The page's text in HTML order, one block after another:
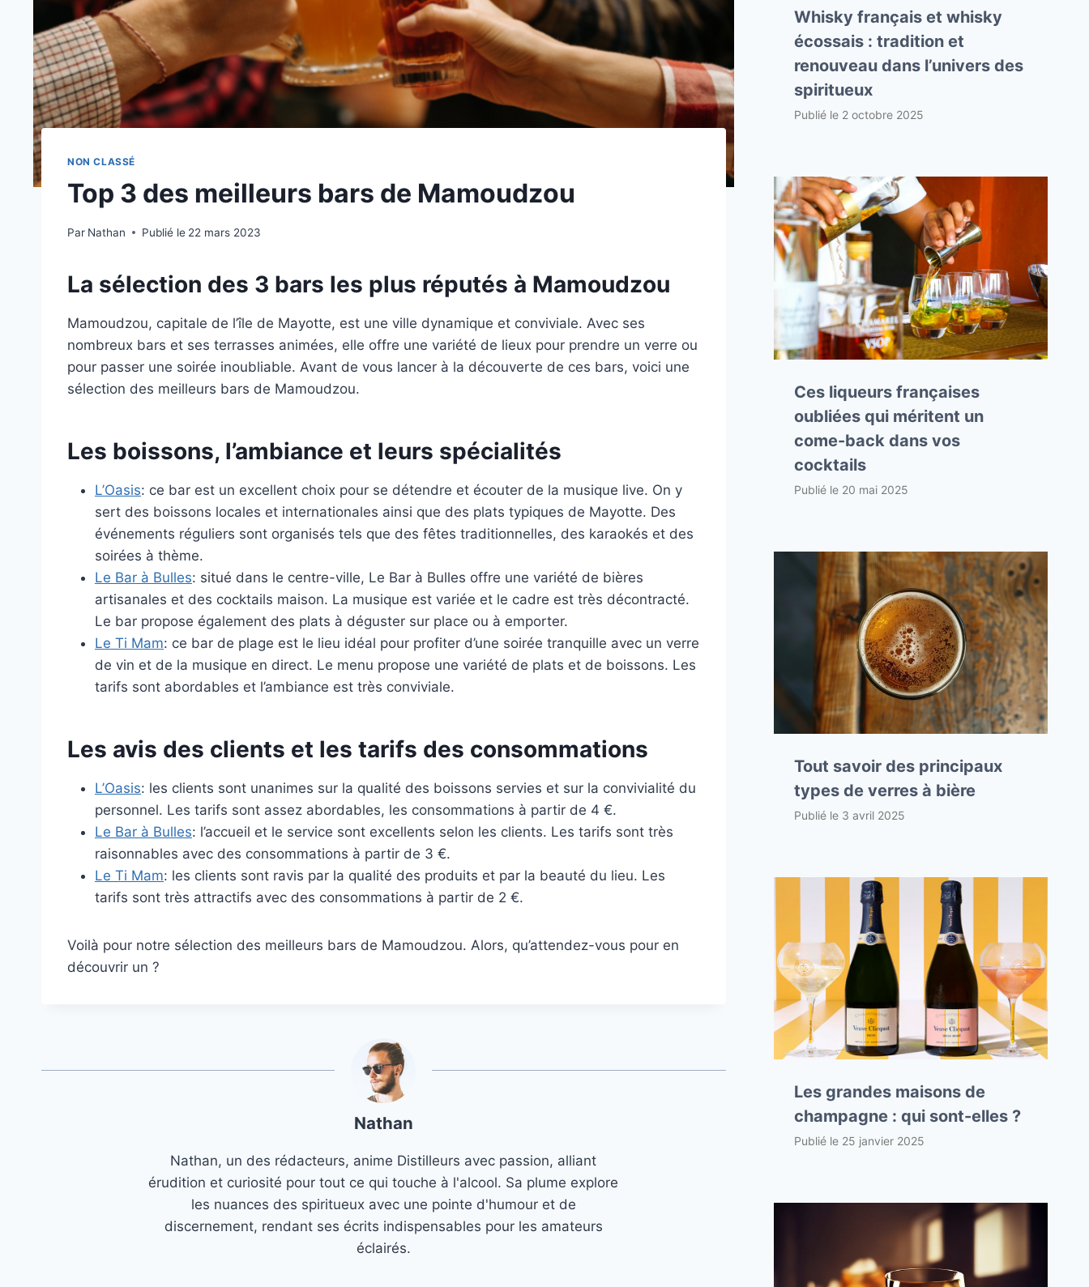
NON CLASSÉ
Top 3 des meilleurs bars de Mamoudzou
Par Nathan Publié le 22 mars 2023
La sélection des 3 bars les plus réputés à Mamoudzou
Mamoudzou, capitale de l’île de Mayotte, est une ville dynamique et conviviale. Avec ses
nombreux bars et ses terrasses animées, elle offre une variété de lieux pour prendre un verre ou
pour passer une soirée inoubliable. Avant de vous lancer à la découverte de ces bars, voici une
sélection des meilleurs bars de Mamoudzou.
Les boissons, l’ambiance et leurs spécialités
L’Oasis: ce bar est un excellent choix pour se détendre et écouter de la musique live. On y
sert des boissons locales et internationales ainsi que des plats typiques de Mayotte. Des
événements réguliers sont organisés tels que des fêtes traditionnelles, des karaokés et des
soirées à thème.
Le Bar à Bulles: situé dans le centre-ville, Le Bar à Bulles offre une variété de bières
artisanales et des cocktails maison. La musique est variée et le cadre est très décontracté.
Le bar propose également des plats à déguster sur place ou à emporter.
Le Ti Mam: ce bar de plage est le lieu idéal pour profiter d’une soirée tranquille avec un verre
de vin et de la musique en direct. Le menu propose une variété de plats et de boissons. Les
tarifs sont abordables et l’ambiance est très conviviale.
Les avis des clients et les tarifs des consommations
L’Oasis: les clients sont unanimes sur la qualité des boissons servies et sur la convivialité du
personnel. Les tarifs sont assez abordables, les consommations à partir de 4 €.
Le Bar à Bulles: l’accueil et le service sont excellents selon les clients. Les tarifs sont très
raisonnables avec des consommations à partir de 3 €.
Le Ti Mam: les clients sont ravis par la qualité des produits et par la beauté du lieu. Les
tarifs sont très attractifs avec des consommations à partir de 2 €.
Voilà pour notre sélection des meilleurs bars de Mamoudzou. Alors, qu’attendez-vous pour en
découvrir un ?
Nathan
Nathan, un des rédacteurs, anime Distilleurs avec passion, alliant
érudition et curiosité pour tout ce qui touche à l'alcool. Sa plume explore
les nuances des spiritueux avec une pointe d'humour et de
discernement, rendant ses écrits indispensables pour les amateurs
éclairés.
Whisky français et whisky
écossais : tradition et
renouveau dans l’univers des
spiritueux
Publié le 2 octobre 2025
Ces liqueurs françaises
oubliées qui méritent un
come-back dans vos
cocktails
Publié le 20 mai 2025
Tout savoir des principaux
types de verres à bière
Publié le 3 avril 2025
Les grandes maisons de
champagne : qui sont-elles ?
Publié le 25 janvier 2025